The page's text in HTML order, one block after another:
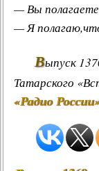
— Вы
— Я
Выпуск
Татарского
«Радио